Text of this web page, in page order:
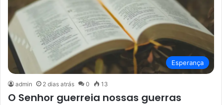
Esperança
admin 2 dias atrás 0 13
O Senhor guerreia nossas guerras